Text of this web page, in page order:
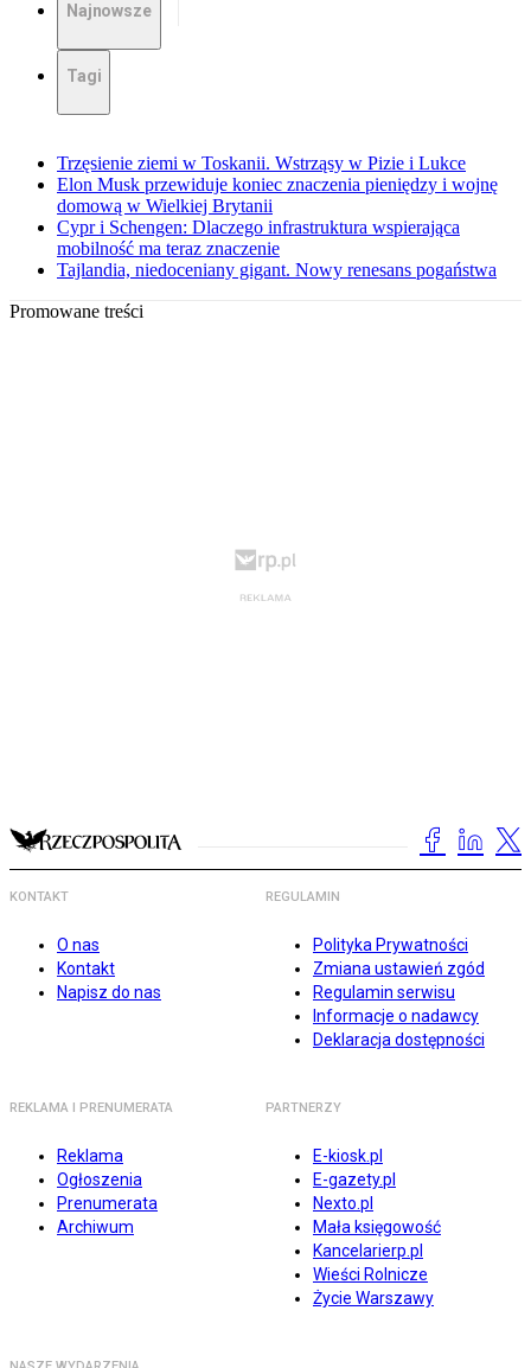
Najnowsze
Tagi
Trzęsienie ziemi w Toskanii. Wstrząsy w Pizie i Lukce
Elon Musk przewiduje koniec znaczenia pieniędzy i wojnę
domową w Wielkiej Brytanii
Cypr i Schengen: Dlaczego infrastruktura wspierająca
mobilność ma teraz znaczenie
Tajlandia, niedoceniany gigant. Nowy renesans pogaństwa
Promowane treści
KONTAKT
O nas
Kontakt
Napisz do nas
REGULAMIN
Polityka Prywatności
Zmiana ustawień zgód
Regulamin serwisu
Informacje o nadawcy
Deklaracja dostępności
REKLAMA I PRENUMERATA
Reklama
Ogłoszenia
Prenumerata
Archiwum
PARTNERZY
E-kiosk.pl
E-gazety.pl
Nexto.pl
Mała księgowość
Kancelarierp.pl
Wieści Rolnicze
Życie Warszawy